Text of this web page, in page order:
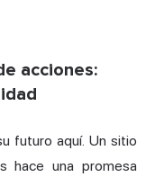
acciones:
futuro aquí. Un sitio
hace una promesa